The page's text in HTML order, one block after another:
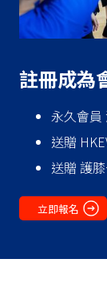
註冊成為
永久會員
送贈
送贈 護
立即報名